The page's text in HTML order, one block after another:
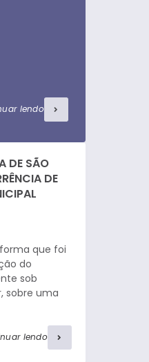
lendo
DE SÃO
DE
que foi
do
sob
sobre uma
semana.
repassadas
lendo